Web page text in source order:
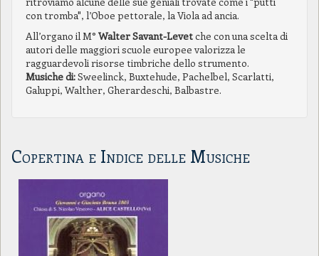
con tromba", l’Oboe pettorale, la Viola ad ancia.
All’organo il M° Walter Savant-Levetche con una scelta di
autori delle maggiori scuole europee valorizza le
ragguardevoli risorse timbriche dello strumento.
Musiche di:Sweelinck, Buxtehude, Pachelbel, Scarlatti,
Galuppi, Walther, Gherardeschi, Balbastre.
Copertina e Indice delle Musiche